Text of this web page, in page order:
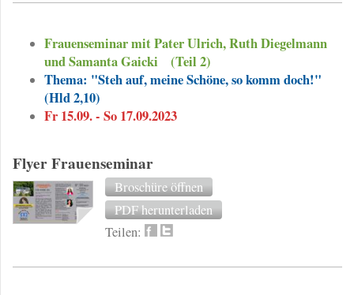
Frauenseminar mit Pater Ulrich, Ruth Diegelmann
und Samanta Gaicki
(Teil 2)
Thema: "Steh auf, meine Schöne, so komm doch!"
(Hld 2,10)
Fr 15.09. - So 17.09.2023
Flyer Frauenseminar
Broschüre öffnen
PDF herunterladen
Teilen: